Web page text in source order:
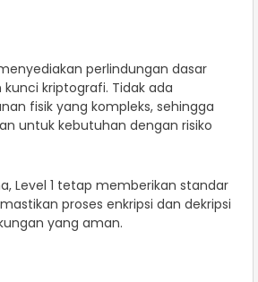
perlindungan dasar
kriptografi. Tidak ada
fisik yang kompleks, sehingga
untuk kebutuhan dengan risiko
Level 1 tetap memberikan standar
proses enkripsi dan dekripsi
yang aman.